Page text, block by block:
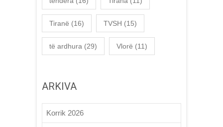
Tiranë (16) TVSH (15)
të ardhura (29) Vlorë (11)
ARKIVA
Korrik 2026